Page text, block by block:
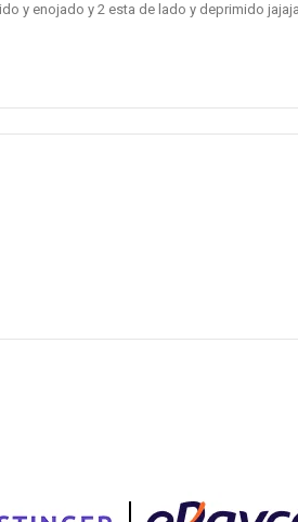
y enojado y 2 esta de lado y deprimido